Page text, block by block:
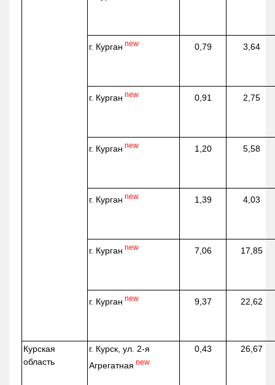
г. Курган new 0,79 3,64
г. Курган new 0,91 2,75
г. Курган new 1,20 5,58
г. Курган new 1,39 4,03
г. Курган new 7,06 17,85
г. Курган new 9,37 22,62
Курская
область
г. Курск, ул. 2-я
Агрегатная new
0,43 26,67